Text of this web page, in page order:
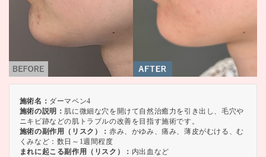
施術名： ダーマペン4
施術の説明： 肌に微細な穴を開けて自然治癒力を引き出し、毛穴や
ニキビ跡などの肌トラブルの改善を目指す施術です。
施術の副作用（リスク）： 赤み、かゆみ、痛み、薄皮がむける、む
くみなど：数日～1週間程度
まれに起こる副作用（リスク）： 内出血など